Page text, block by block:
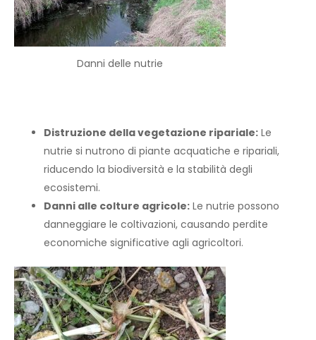
Danni delle nutrie
Distruzione della vegetazione ripariale: Le
nutrie si nutrono di piante acquatiche e ripariali,
riducendo la biodiversità e la stabilità degli
ecosistemi.
Danni alle colture agricole: Le nutrie possono
danneggiare le coltivazioni, causando perdite
economiche significative agli agricoltori.